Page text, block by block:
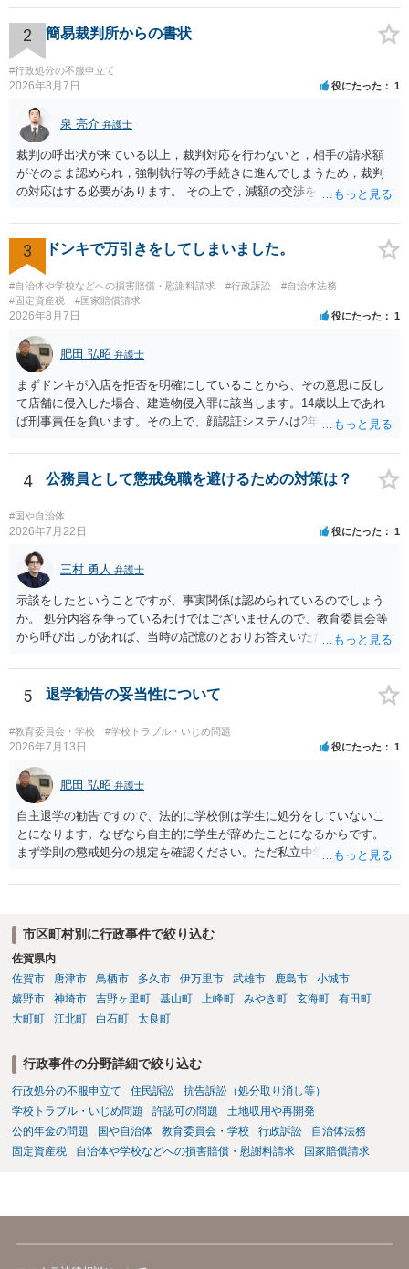
法律事務所での相談を検討ください。
2 簡易裁判所からの書状
#行政処分の不服申立て
2026年8月7日 役にたった 1
泉 亮介 弁護士
裁判の呼出状が来ている以上，裁判対応を行わないと，相手の請求額
がそのまま認められ，強制執行等の手続きに進んでしまうため，裁判
の対応はする必要があります。 その上で，減額の交渉をしたり，分割
ととなるかと思われます。 個別のご相談を希望される場合は，希望す
る弁護士に面談の予約を入れ日程調整の上で面談を行うと良いでしょ
う。
3 ドンキで万引きをしてしまいました。
#自治体や学校などへの損害賠償・慰謝料請求 #行政訴訟
#自治体法務
#固定資産税
#国家賠償請求
2026年8月7日 役にたった 1
肥田 弘昭 弁護士
まずドンキが入店を拒否を明確にしていることから、その意思に反し
て店舗に侵入した場合、建造物侵入罪に該当します。14歳以上であれ
ば刑事責任を負います。その上で、顔認証システムは2年程度で削除さ
いです。そのドンキにどうしても行かないといけない理由は不明です
が、保護者に町田のドンキに連絡をして許可を貰うのが一番安全かと
4 公務員として懲戒免職を避けるための対策は？
#国や自治体
2026年7月22日 役にたった 1
三村 勇人 弁護士
示談をしたということですが、事実関係は認められているのでしょう
か。 処分内容を争っているわけではございませんので、教育委員会等
から呼び出しがあれば、当時の記憶のとおりお答えいただくことにな
5 退学勧告の妥当性について
#教育委員会・学校 #学校トラブル・いじめ問題
2026年7月13日 役にたった 1
肥田 弘昭 弁護士
自主退学の勧告ですので、法的に学校側は学生に処分をしていないこ
とになります。なぜなら自主的に学生が辞めたことになるからです。
まず学則の懲戒処分の規定を確認ください。ただ私立中学ですので裁
なるかと思います。その中で、懲戒処分として退学処分を上記事情か
弁護士会にありますので相談するのも良いかと思います。
市区町村別に行政事件で絞り込む
佐賀県内
佐賀市
唐津市 鳥栖市 多久市 伊万里市 武雄市 鹿島市
小城市
嬉野市
神埼市 吉野ヶ里町 基山町 上峰町 みやき町 玄海町
有田町
大町町
江北町 白石町 太良町
行政事件の分野詳細で絞り込む
行政処分の不服申立て 住民訴訟
抗告訴訟（処分取り消し等）
学校トラブル・いじめ問題
許認可の問題
土地収用や再開発
公的年金の問題
国や自治体 教育委員会・学校 行政訴訟
自治体法務
固定資産税
自治体や学校などへの損害賠償・慰謝料請求 国家賠償請求